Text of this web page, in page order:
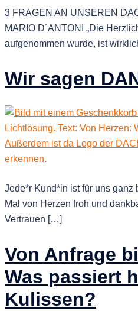
3 FRAGEN AN UNSEREN
MARIO D´ANTONI „Die
aufgenommen wurde, ist
Wir sagen
Jede*r Kund*in ist für uns
Mal von Herzen froh und
Vertrauen […]
Von Anfrage
Was passiert
Kulissen?